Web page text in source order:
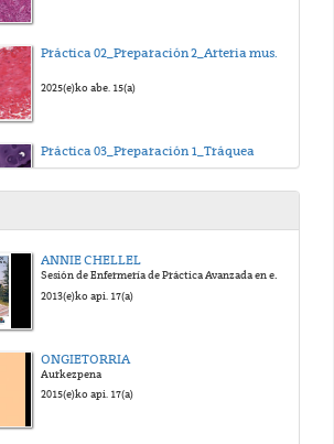
2025(e)ko abe. 15(a)
Práctica 03_Preparación 1_Tráquea
2025(e)ko abe. 15(a)
ANNIE CHELLEL
Sesión de Enfermería de Práctica Avanzada en el Reino Unido
2013(e)ko api. 17(a)
ONGIETORRIA
Aurkezpena
2015(e)ko api. 17(a)